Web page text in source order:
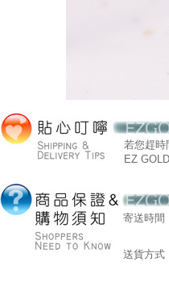
若您趕時
EZ
寄送時間
送貨方式